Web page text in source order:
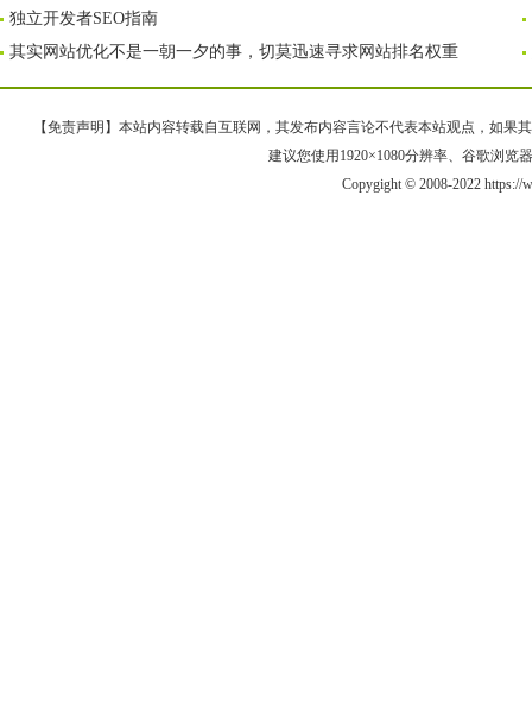
独立开发者SEO指南
其实网站优化不是一朝一夕的事，切莫迅速寻求网站排名权重
【免责声明】本站内容转载自互联网，其发布内容言论不代表本站观点，如果
建议您使用1920×1080分辨率、谷歌浏览
Copygight © 2008-2022 https://